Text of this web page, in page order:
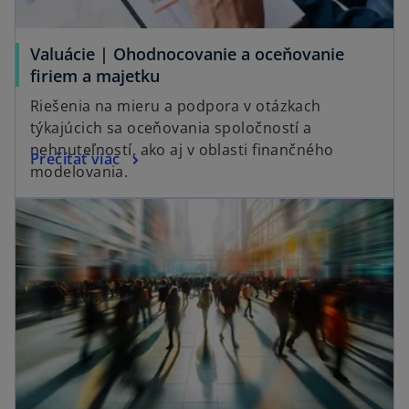
Valuácie | Ohodnocovanie a oceňovanie
firiem a majetku
Riešenia na mieru a podpora v otázkach
týkajúcich sa oceňovania spoločností a
nehnuteľností, ako aj v oblasti finančného
modelovania.
Prečítať viac